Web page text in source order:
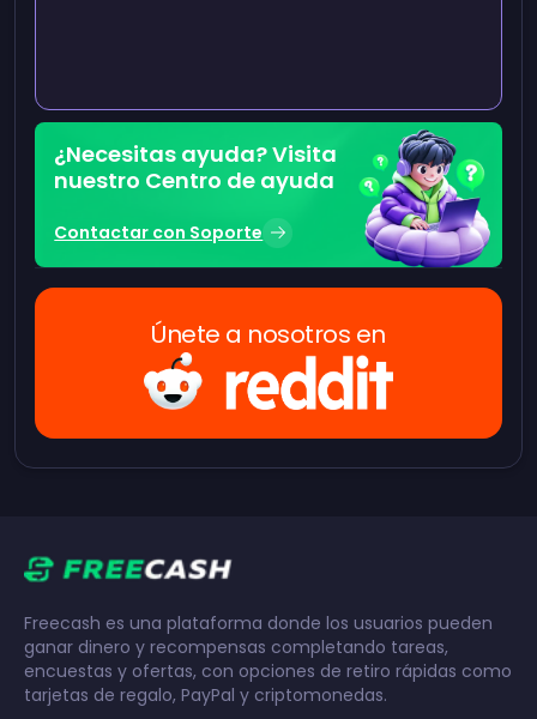
¿Necesitas ayuda? Visita
nuestro Centro de ayuda
Contactar con Soporte
Únete a nosotros en
Freecash es una plataforma donde los usuarios pueden
ganar dinero y recompensas completando tareas,
encuestas y ofertas, con opciones de retiro rápidas como
tarjetas de regalo, PayPal y criptomonedas.